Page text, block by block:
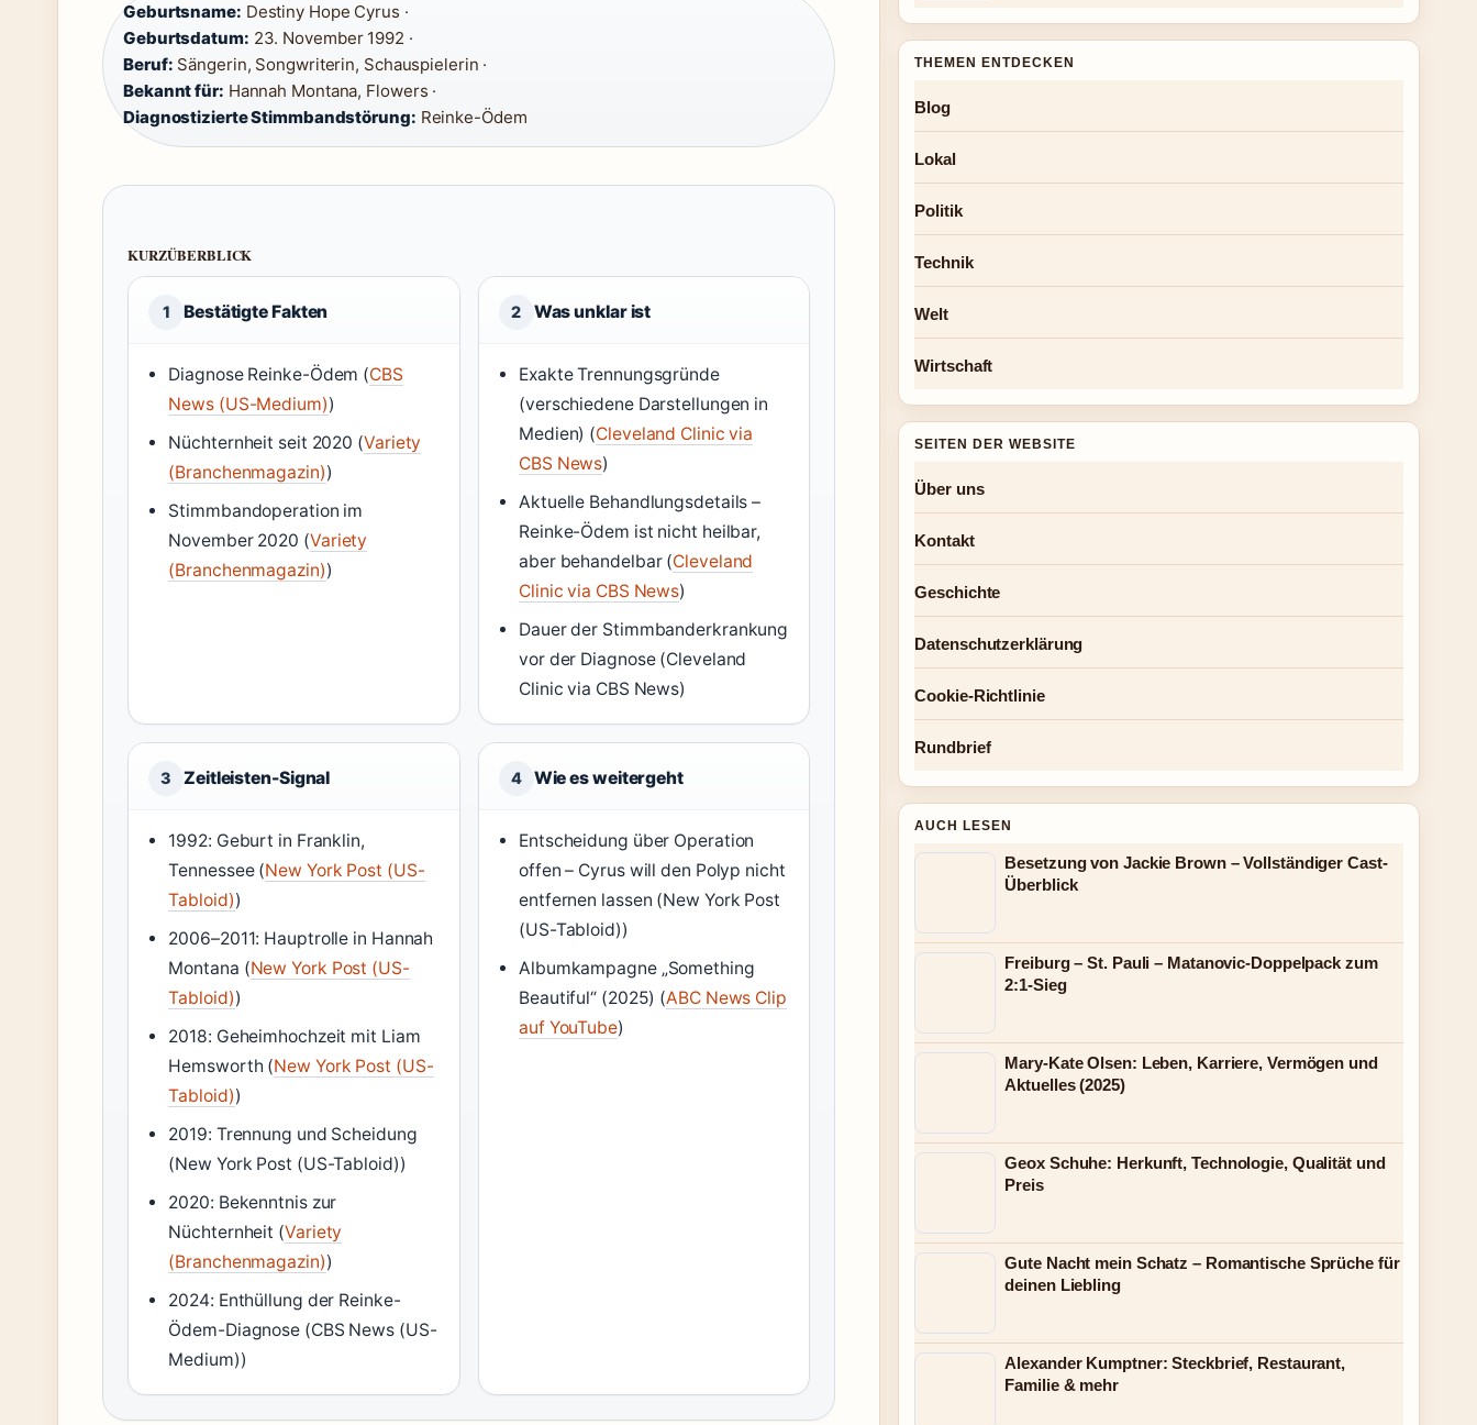
Geburtsname: Destiny Hope Cyrus ·
Geburtsdatum: 23. November 1992 ·
Beruf: Sängerin, Songwriterin, Schauspielerin ·
Bekannt für: Hannah Montana, Flowers ·
Diagnostizierte Stimmbandstörung: Reinke-Ödem
KURZÜBERBLICK
1 Bestätigte Fakten
Diagnose Reinke-Ödem (CBS
News (US-Medium))
Nüchternheit seit 2020 (Variety
(Branchenmagazin))
Stimmbandoperation im
November 2020 (Variety
(Branchenmagazin))
2 Was unklar ist
Exakte Trennungsgründe
(verschiedene Darstellungen in
Medien) (Cleveland Clinic via
CBS News)
Aktuelle Behandlungsdetails –
Reinke-Ödem ist nicht heilbar,
aber behandelbar (Cleveland
Clinic via CBS News)
Dauer der Stimmbanderkrankung
vor der Diagnose (Cleveland
Clinic via CBS News)
3 Zeitleisten-Signal
1992: Geburt in Franklin,
Tennessee (New York Post (US-
Tabloid))
2006–2011: Hauptrolle in Hannah
Montana (New York Post (US-
Tabloid))
2018: Geheimhochzeit mit Liam
Hemsworth (New York Post (US-
Tabloid))
2019: Trennung und Scheidung
(New York Post (US-Tabloid))
2020: Bekenntnis zur
Nüchternheit (Variety
(Branchenmagazin))
2024: Enthüllung der Reinke-
Ödem-Diagnose (CBS News (US-
Medium))
4 Wie es weitergeht
Entscheidung über Operation
offen – Cyrus will den Polyp nicht
entfernen lassen (New York Post
(US-Tabloid))
Albumkampagne „Something
Beautiful“ (2025) (ABC News Clip
auf YouTube)
THEMEN ENTDECKEN
Blog
Lokal
Politik
Technik
Welt
Wirtschaft
SEITEN DER WEBSITE
Über uns
Kontakt
Geschichte
Datenschutzerklärung
Cookie-Richtlinie
Rundbrief
AUCH LESEN
Besetzung von Jackie Brown – Vollständiger Cast-
Überblick
Freiburg – St. Pauli – Matanovic-Doppelpack zum
2:1-Sieg
Mary-Kate Olsen: Leben, Karriere, Vermögen und
Aktuelles (2025)
Geox Schuhe: Herkunft, Technologie, Qualität und
Preis
Gute Nacht mein Schatz – Romantische Sprüche für
deinen Liebling
Alexander Kumptner: Steckbrief, Restaurant,
Familie & mehr